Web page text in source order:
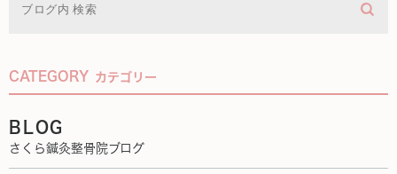
CATEGORY カテゴリー
BLOG
さくら鍼灸整骨院ブログ